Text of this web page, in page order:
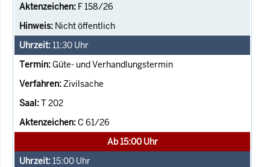
F 158/26
Nicht öffentlich
11:30 Uhr
Güte- und Verhandlungstermin
Zivilsache
T 202
C 61/26
Ab 15:00 Uhr
15:00 Uhr